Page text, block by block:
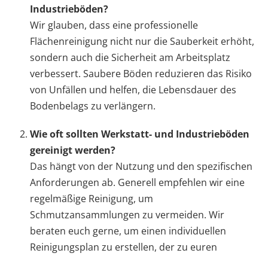
Industrieböden?
Wir glauben, dass eine professionelle
Flächenreinigung nicht nur die Sauberkeit erhöht,
sondern auch die Sicherheit am Arbeitsplatz
verbessert. Saubere Böden reduzieren das Risiko
von Unfällen und helfen, die Lebensdauer des
Bodenbelags zu verlängern.
Wie oft sollten Werkstatt- und Industrieböden
gereinigt werden?
Das hängt von der Nutzung und den spezifischen
Anforderungen ab. Generell empfehlen wir eine
regelmäßige Reinigung, um
Schmutzansammlungen zu vermeiden. Wir
beraten euch gerne, um einen individuellen
Reinigungsplan zu erstellen, der zu euren